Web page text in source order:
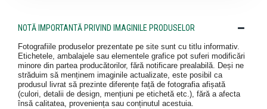
NOTĂ IMPORTANTĂ PRIVIND IMAGINILE PRODUSELOR
Fotografiile produselor prezentate pe site sunt cu titlu informativ.
Etichetele, ambalajele sau elementele grafice pot suferi modificări
minore din partea producătorilor, fără notificare prealabilă. Deși ne
străduim să menținem imaginile actualizate, este posibil ca
produsul livrat să prezinte diferențe față de fotografia afișată
(culori, detalii de design, mențiuni pe etichetă etc.), fără a afecta
însă calitatea, proveniența sau conținutul acestuia.